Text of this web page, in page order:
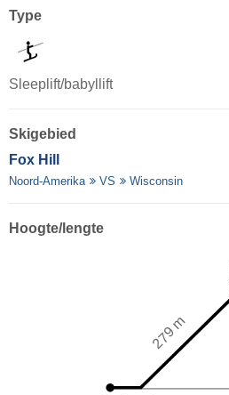
Type
Sleeplift/babyllift
Skigebied
Fox Hill
Noord-Amerika VS Wisconsin
Hoogte/lengte
279 m